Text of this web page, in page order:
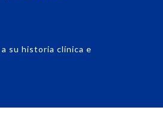
su historia clínica e